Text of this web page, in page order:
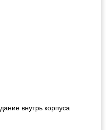
внутрь корпуса